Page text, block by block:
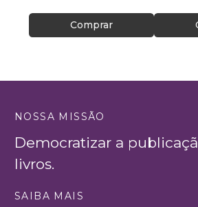
Comprar
NOSSA MISSÃO
Democratizar a
livros.
SAIBA MAIS